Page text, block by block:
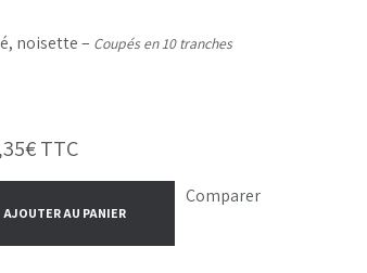
noisette – Coupés en 10 tranches
€TTC
AJOUTER AU PANIER
Comparer